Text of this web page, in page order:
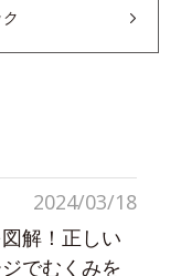
2024/03/18
解！正しい
でむくみを